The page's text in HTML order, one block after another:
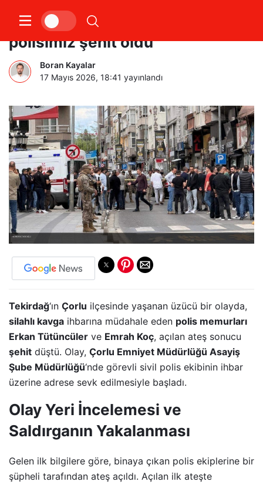
Silahlı kavgaya müdahale eden 2
polisimiz şehit oldu
Boran Kayalar
17 Mayıs 2026, 18:41 yayınlandı
Tekirdağ‘ın Çorlu ilçesinde yaşanan üzücü bir olayda,
silahlı kavga ihbarına müdahale eden polis memurları
Erkan Tütüncüler ve Emrah Koç, açılan ateş sonucu
şehit düştü. Olay, Çorlu Emniyet Müdürlüğü Asayiş
Şube Müdürlüğü‘nde görevli sivil polis ekibinin ihbar
üzerine adrese sevk edilmesiyle başladı.
Olay Yeri İncelemesi ve
Saldırganın Yakalanması
Gelen ilk bilgilere göre, binaya çıkan polis ekiplerine bir
şüpheli tarafından ateş açıldı. Açılan ilk ateşte